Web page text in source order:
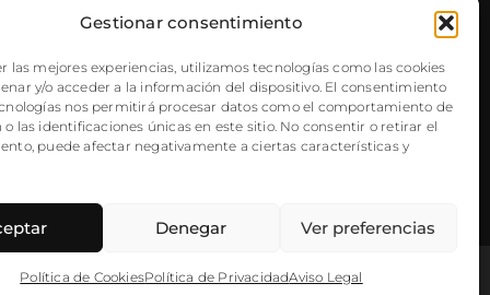
Gestionar consentimiento
las mejores experiencias, utilizamos tecnologías como las cookies
y/o acceder a la información del dispositivo. El consentimiento
nos permitirá procesar datos como el comportamiento de
o las identificaciones únicas en este sitio. No consentir o retirar el
puede afectar negativamente a ciertas características y
Denegar Ver preferencias
Política de CookiesPolítica de PrivacidadAviso Legal
NEWSLETTER
Política de Privacidad|Aviso Legal|Política de Cookies